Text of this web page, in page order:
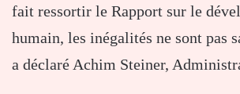
fait ressortir le Rapport sur le
humain, les inégalités ne sont pas
a déclaré Achim Steiner,